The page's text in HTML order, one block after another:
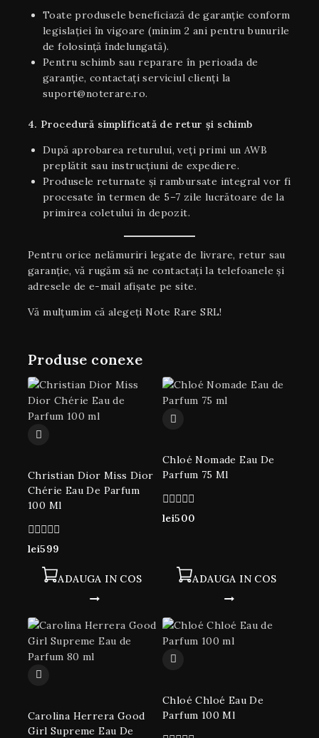
Toate produsele beneficiază de garanție conform
legislației în vigoare (minim 2 ani pentru bunurile
de folosință îndelungată).
Pentru schimb sau reparare în perioada de
garanție, contactați serviciul clienți la
suport@noterare.ro.
4. Procedură simplificată de retur și schimb
După aprobarea returului, veți primi un AWB
preplătit sau instrucțiuni de expediere.
Produsele returnate și rambursate integral vor fi
procesate în termen de 5–7 zile lucrătoare de la
primirea coletului în depozit.
Pentru orice nelămuriri legate de livrare, retur sau
garanţie, vă rugăm să ne contactați la telefoanele și
adresele de e-mail afișate pe site.
Vă mulțumim că alegeți Note Rare SRL!
Produse conexe
Christian Dior Miss Dior
Chérie Eau De Parfum
100 Ml
0
lei599
ADAUGA IN COS
Chloé Nomade Eau De
Parfum 75 Ml
0
lei500
ADAUGA IN COS
Carolina Herrera Good
Girl Supreme Eau De
Chloé Chloé Eau De
Parfum 100 Ml